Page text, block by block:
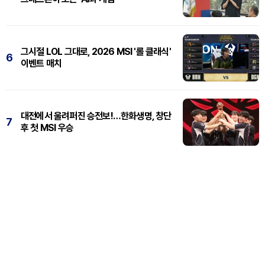
6
그시절 LOL 그대로, 2026 MSI '롤 클래식'
이벤트 매치
7
대전에서 울려퍼진 승전보!…한화생명, 창단
후 첫 MSI 우승